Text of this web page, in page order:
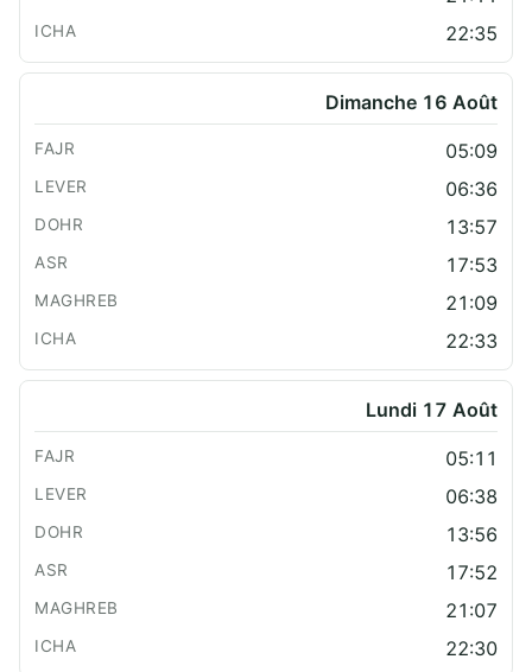
22:35
Dimanche 16 Août
05:09
06:36
13:57
17:53
21:09
22:33
Lundi 17 Août
05:11
06:38
13:56
17:52
21:07
22:30